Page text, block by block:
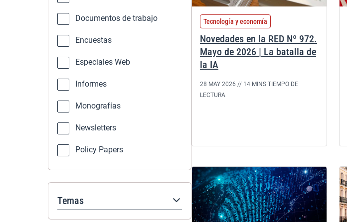
Documentos de trabajo
Encuestas
Especiales Web
Informes
Monografías
Newsletters
Policy Papers
Temas
Tecnología y economía
Novedades en la RED Nº 972.
Mayo de 2026 | La batalla de
la IA
28 MAY 2026 // 14 MINS TIEMPO DE
LECTURA